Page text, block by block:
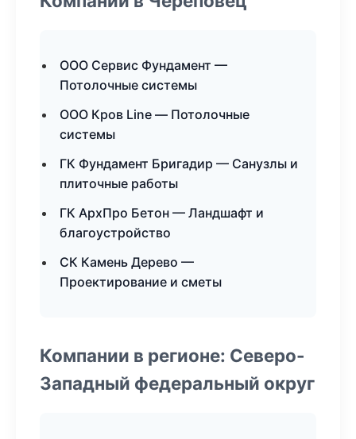
ООО Сервис Фундамент —
Потолочные системы
ООО Кров Line — Потолочные
системы
ГК Фундамент Бригадир — Санузлы и
плиточные работы
ГК АрхПро Бетон — Ландшафт и
благоустройство
СК Камень Дерево —
Проектирование и сметы
Компании в регионе: Северо-
Западный федеральный округ